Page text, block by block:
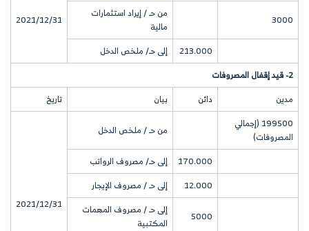
2021/12/31 3000
من حـ / إيراد استثمارات
مالية
213.000
إلى حـ/ ملخص الدخل
2- قيد إقفال المصروفات
مدين
دائن بيان
تاريخ
199500 (إجمالي
المصروفات)
من حـ / ملخص الدخل
2021/12/31
170.000
إلى حـ/ مصروف الرواتب
12.000
إلى حـ / مصروف الإيجار
5000
إلى حـ / مصروف المهمات
المكتبية